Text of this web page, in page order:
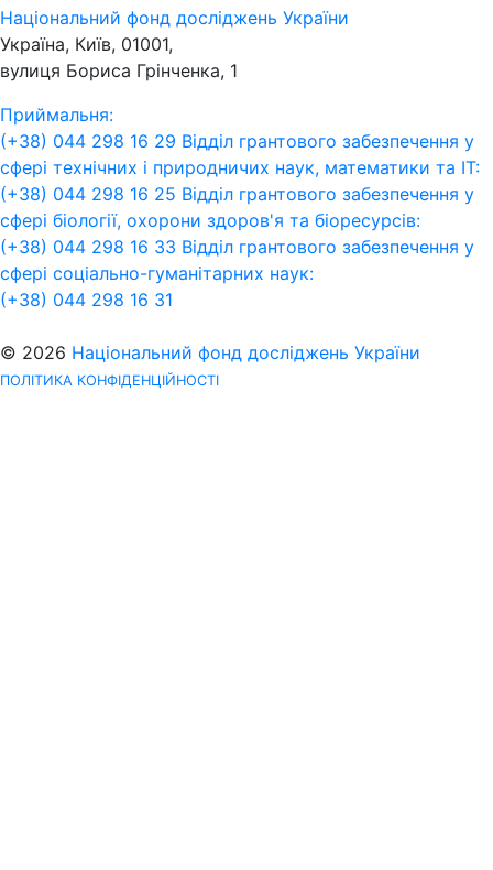
Національний фонд досліджень України
Україна, Київ, 01001,
вулиця Бориса Грінченка, 1
Приймальня:
(+38) 044 298 16 29 Відділ грантового забезпечення у
сфері технічних і природничих наук, математики та ІТ:
(+38) 044 298 16 25 Відділ грантового забезпечення у
сфері біології, охорони здоров'я та біоресурсів:
(+38) 044 298 16 33 Відділ грантового забезпечення у
сфері соціально-гуманітарних наук:
(+38) 044 298 16 31
© 2026 Національний фонд досліджень України
ПОЛІТИКА КОНФІДЕНЦІЙНОСТІ